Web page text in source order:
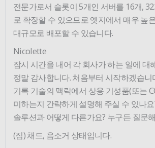
전문가로서 슬롯이 5개인 서버를 16개,
로 확장할 수 있으므로 엣지에서 매우 높
대규모로 배포할 수 있습니다.
Nicolette
잠시 시간을 내어 각 회사가 하는 일에 대
정말 감사합니다. 처음부터 시작하겠습니
기록 기술의 맥락에서 상용 기성품(또는
미하는지 간략하게 설명해 주실 수 있나
솔루션과 어떻게 다른가요? 누구든 질문
(짐) 채드, 음소거 상태입니다.